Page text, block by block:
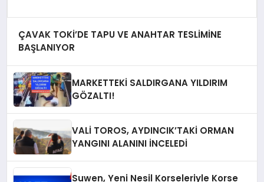
ÇAVAK TOKİ’DE TAPU VE ANAHTAR TESLİMİNE
BAŞLANIYOR
MARKETTEKİ SALDIRGANA YILDIRIM
GÖZALTI!
VALİ TOROS, AYDINCIK’TAKİ ORMAN
YANGINI ALANINI İNCELEDİ
Suwen, Yeni Nesil Korseleriyle Korse